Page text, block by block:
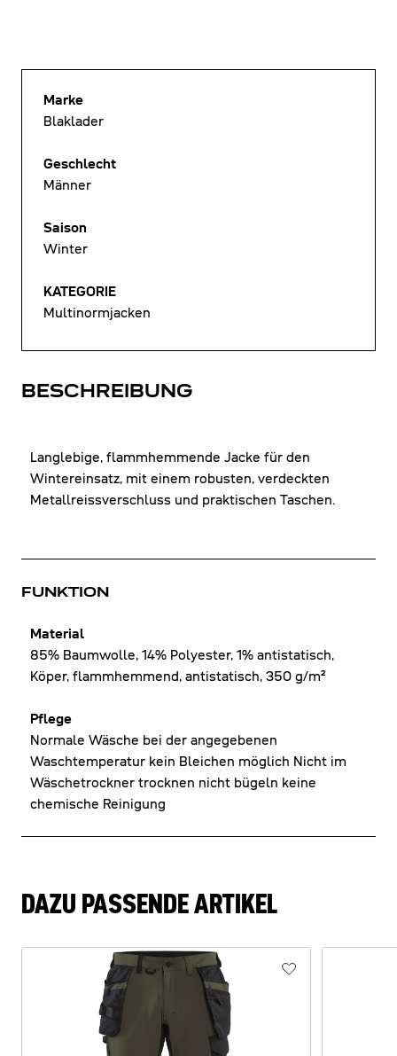
BESCHREIBUNG
Langlebige, flammhemmende Jacke für den
Wintereinsatz, mit einem robusten, verdeckten
Metallreissverschluss und praktischen Taschen.
FUNKTION
Material
85% Baumwolle, 14% Polyester, 1% antistatisch,
Köper, flammhemmend, antistatisch, 350 g/m²
Pflege
Normale Wäsche bei der angegebenen
Waschtemperatur kein Bleichen möglich Nicht im
Wäschetrockner trocknen nicht bügeln keine
chemische Reinigung
Marke
Blaklader
Geschlecht
Männer
Saison
Winter
KATEGORIE
Multinormjacken
DAZU PASSENDE ARTIKEL